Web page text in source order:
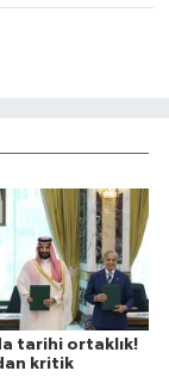
tarihi ortaklık!
kritik